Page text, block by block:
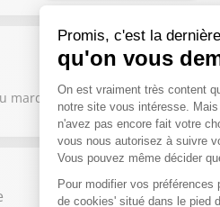
4 août 2026 : Ceuta, faut-il